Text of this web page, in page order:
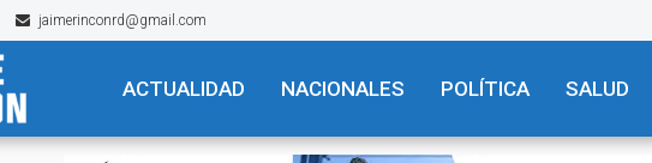
jaimerinconrd@gmail.com
ACTUALIDAD NACIONALES POLÍTICA SALUD